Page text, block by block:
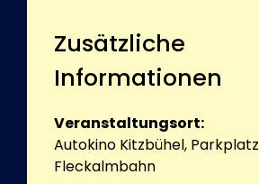
Zusätzliche
Informationen
Veranstaltungsort:
Autokino Kitzbühel, Parkplatz
Fleckalmbahn